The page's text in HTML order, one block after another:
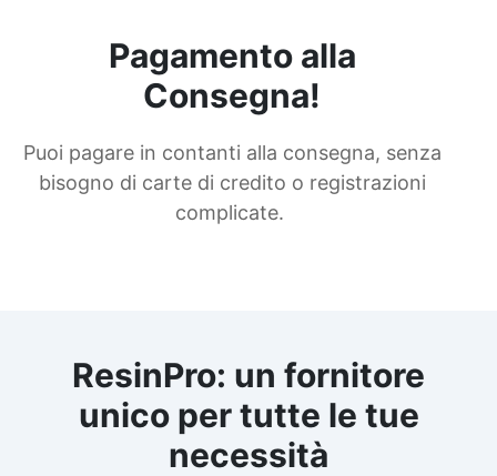
Pagamento alla
Consegna!
Puoi pagare in contanti alla consegna, senza
bisogno di carte di credito o registrazioni
complicate.
ResinPro: un fornitore
unico per tutte le tue
necessità